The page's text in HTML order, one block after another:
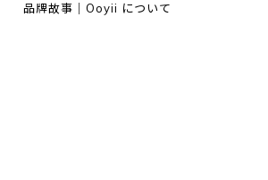
品牌故事｜Ooyii について